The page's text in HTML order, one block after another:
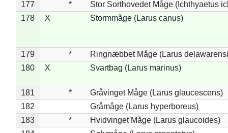
177
*
Stor Sorthovedet Måge (Ichthyaetus
178
X Stormmåge (Larus canus)
179 *
Ringnæbbet Måge (Larus
180
X Svartbag (Larus marinus)
181 *
Gråvinget Måge (Larus glaucescens)
182
Gråmåge (Larus hyperboreus)
183
*
Hvidvinget Måge (Larus glaucoides)